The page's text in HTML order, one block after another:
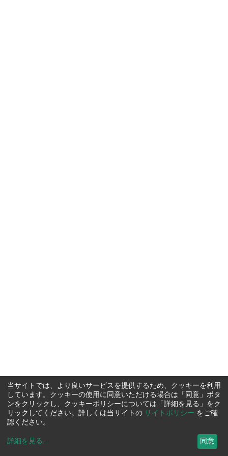
当サイトでは、より良いサービスを提供するため、クッキーを利用
しています。クッキーの使用に同意いただける場合は「同意」ボタ
ンをクリックし、クッキーポリシーについては「詳細を見る」をク
リックしてください。詳しくは当サイトの サイトポリシー をご確
認ください。
詳細を見る ... 同意